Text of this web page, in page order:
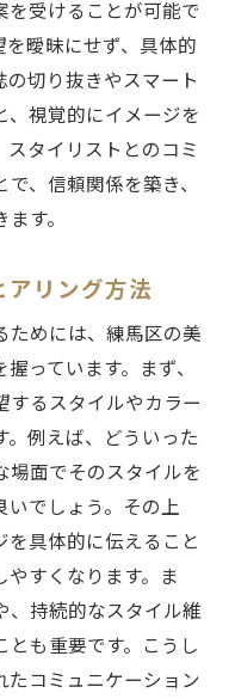
を受けることが可能で
を曖昧にせず、具体的
の切り抜きやスマート
、視覚的にイメージを
タイリストとのコミ
、信頼関係を築き、
す。
アリング方法
ためには、練馬区の美
っています。まず、
するスタイルやカラー
。例えば、どういった
場面でそのスタイルを
いでしょう。その上
を具体的に伝えること
やすくなります。ま
、持続的なスタイル維
とも重要です。こうし
たコミュニケーション